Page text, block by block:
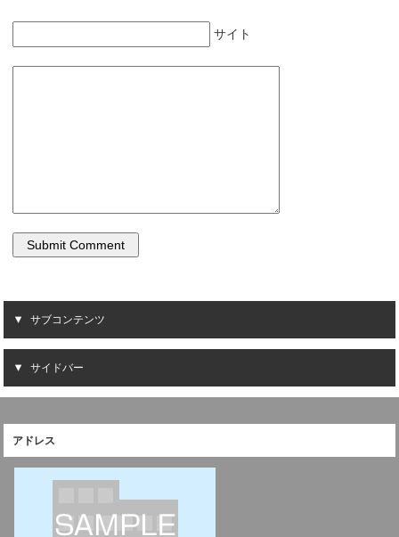
サイト
サブコンテンツ
サイドバー
アドレス